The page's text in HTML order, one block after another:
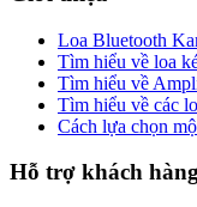
Loa Bluetooth
Tìm hiểu về loa
Tìm hiểu về
Tìm hiểu về các
Cách lựa chọn
Hỗ trợ khách